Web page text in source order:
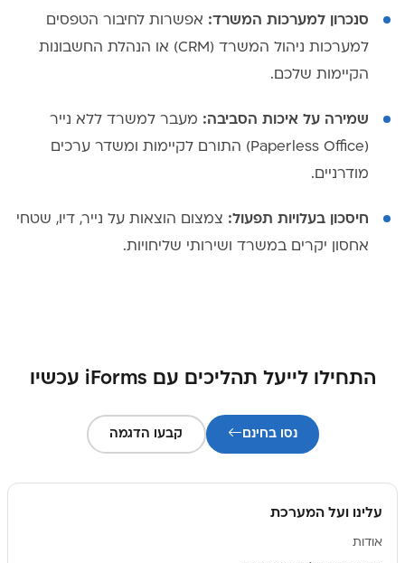
סנכרון למערכות המשרד: אפשרות לחיבור הטפסים
למערכות ניהול המשרד (CRM) או הנהלת החשבונות
הקיימות שלכם.
שמירה על איכות הסביבה: מעבר למשרד ללא נייר
(Paperless Office) התורם לקיימות ומשדר ערכים
מודרניים.
חיסכון בעלויות תפעול: צמצום הוצאות על נייר, דיו, שטחי
אחסון יקרים במשרד ושירותי שליחויות.
התחילו לייעל תהליכים עם iForms עכשיו
נסו בחינם קבעו הדגמה
עלינו ועל המערכת
אודות